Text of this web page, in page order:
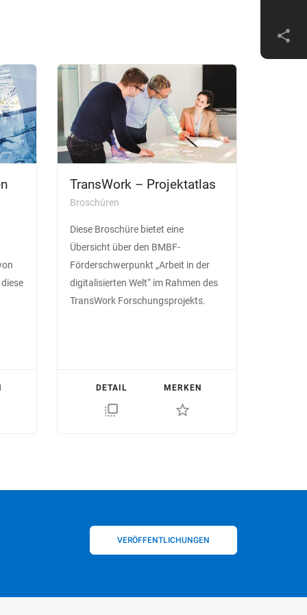
TransWork – Projektatlas
Broschüren
Diese Broschüre bietet eine
Übersicht über den BMBF-
Förderschwerpunkt „Arbeit in der
digitalisierten Welt“ im Rahmen des
TransWork Forschungsprojekts.
DETAIL
flip_to_front
MERKEN
star_border
VERÖFFENTLICHUNGEN
share